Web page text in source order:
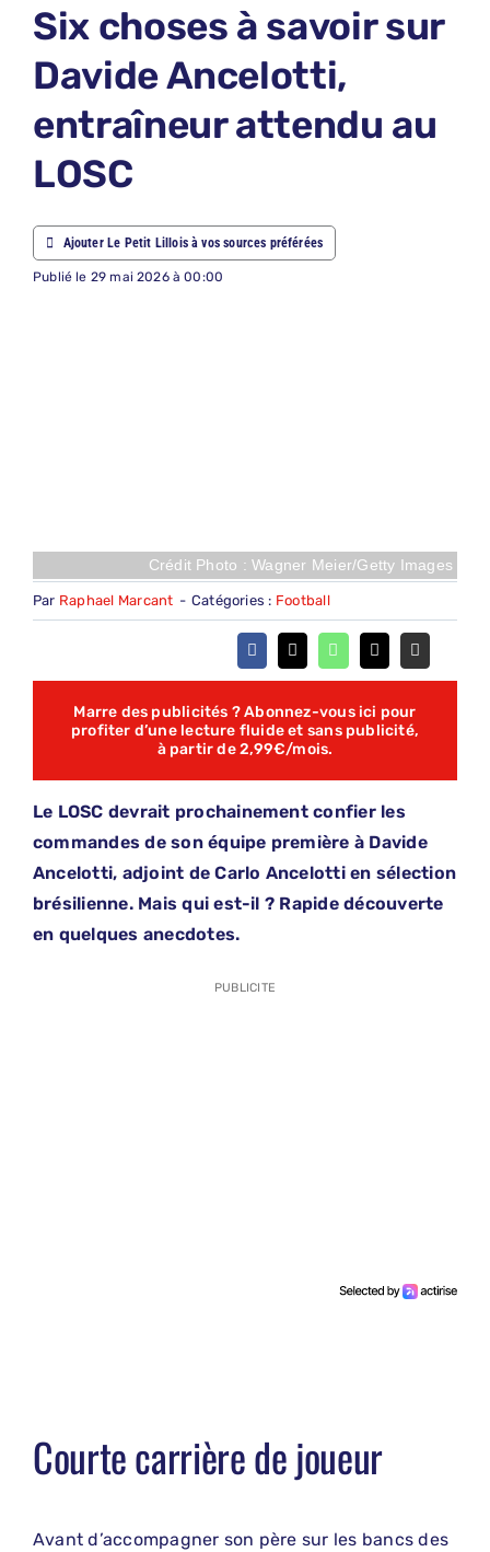
NOUS
Six choses à savoir sur
Davide Ancelotti,
entraîneur attendu au
LOSC
Ajouter Le Petit Lillois à vos sources préférées
Publié le 29 mai 2026 à 00:00
Crédit Photo : Wagner Meier/Getty Images
Par Raphael Marcant - Catégories : Football
Marre des publicités ? Abonnez-vous ici pour
profiter d’une lecture fluide et sans publicité,
à partir de 2,99€/mois.
Le LOSC devrait prochainement confier les
commandes de son équipe première à Davide
Ancelotti, adjoint de Carlo Ancelotti en sélection
brésilienne. Mais qui est-il ? Rapide découverte
en quelques anecdotes.
PUBLICITE
Courte carrière de joueur
Avant d’accompagner son père sur les bancs des